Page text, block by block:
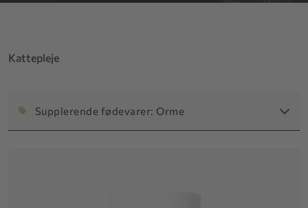
Kattepleje
Supplerende fødevarer: Orme